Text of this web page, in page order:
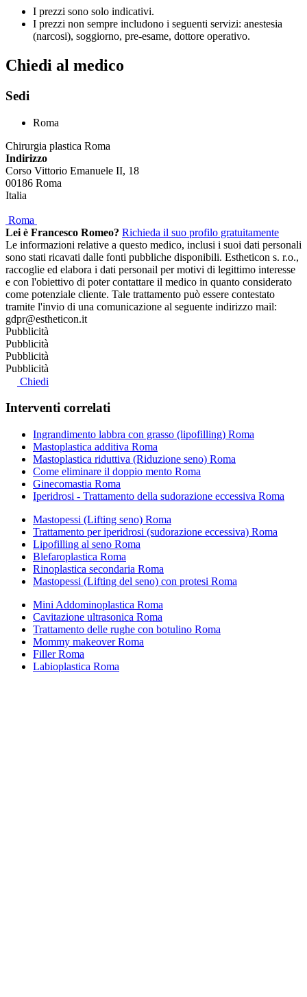
I prezzi sono solo indicativi.
I prezzi non sempre includono i seguenti servizi: anestesia
(narcosi), soggiorno, pre-esame, dottore operativo.
Chiedi al medico
Sedi
Roma
Chirurgia plastica Roma
Indirizzo
Corso Vittorio Emanuele II, 18
00186 Roma
Italia
Roma
Lei è Francesco Romeo? Richieda il suo profilo gratuitamente
Le informazioni relative a questo medico, inclusi i suoi dati personali
sono stati ricavati dalle fonti pubbliche disponibili. Estheticon s. r.o.,
raccoglie ed elabora i dati personail per motivi di legittimo interesse
e con l'obiettivo di poter contattare il medico in quanto considerato
come potenziale cliente. Tale trattamento può essere contestato
tramite l'invio di una comunicazione al seguente indirizzo mail:
gdpr@estheticon.it
Pubblicità
Pubblicità
Pubblicità
Pubblicità
Chiedi
Interventi correlati
Ingrandimento labbra con grasso (lipofilling) Roma
Mastoplastica additiva Roma
Mastoplastica riduttiva (Riduzione seno) Roma
Come eliminare il doppio mento Roma
Ginecomastia Roma
Iperidrosi - Trattamento della sudorazione eccessiva Roma
Mastopessi (Lifting seno) Roma
Trattamento per iperidrosi (sudorazione eccessiva) Roma
Lipofilling al seno Roma
Blefaroplastica Roma
Rinoplastica secondaria Roma
Mastopessi (Lifting del seno) con protesi Roma
Mini Addominoplastica Roma
Cavitazione ultrasonica Roma
Trattamento delle rughe con botulino Roma
Mommy makeover Roma
Filler Roma
Labioplastica Roma